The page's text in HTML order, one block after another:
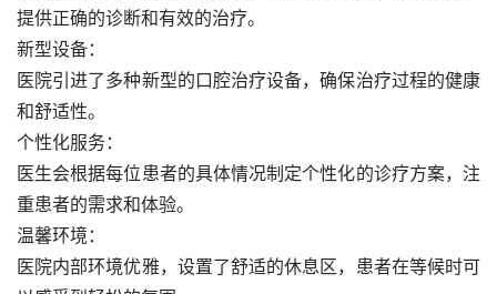
提供正确的诊断和有效的治疗。
新型设备：
医院引进了多种新型的口腔治疗设备，确保治疗过程的健康
和舒适性。
个性化服务：
医生会根据每位患者的具体情况制定个性化的诊疗方案，注
重患者的需求和体验。
温馨环境：
医院内部环境优雅，设置了舒适的休息区，患者在等候时可